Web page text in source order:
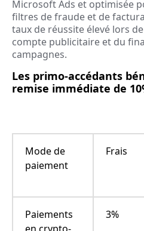
Microsoft Ads et optimisée
filtres de fraude et de
taux de réussite élevé lors
compte publicitaire et du
campagnes.
Les primo-accédants
remise immédiate de
Mode de
paiement
Frais
Paiements
3%